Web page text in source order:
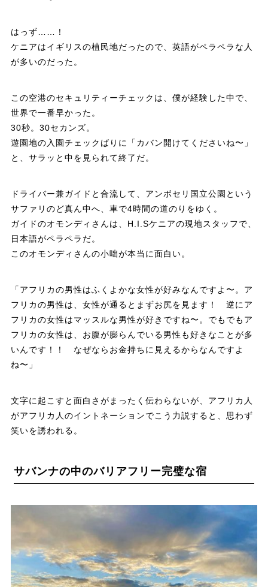
はっず……！
ケニアはイギリスの植民地だったので、英語がペラペラな人
が多いのだった。
この空港のセキュリティーチェックは、僕が経験した中で、
世界で一番早かった。
30秒。30セカンズ。
遊園地の入園チェックばりに「カバン開けてくださいね〜」
と、サラッと中を見られて終了だ。
ドライバー兼ガイドと合流して、アンボセリ国立公園という
サファリのど真ん中へ、車で4時間の道のりをゆく。
ガイドのオモンディさんは、H.I.Sケニアの現地スタッフで、
日本語がペラペラだ。
このオモンディさんの小咄が本当に面白い。
「アフリカの男性はふくよかな女性が好みなんですよ〜。ア
フリカの男性は、女性が通るとまずお尻を見ます！ 逆にア
フリカの女性はマッスルな男性が好きですね〜。でもでもア
フリカの女性は、お腹が膨らんでいる男性も好きなことが多
いんです！！ なぜならお金持ちに見えるからなんですよ
ね〜」
文字に起こすと面白さがまったく伝わらないが、アフリカ人
がアフリカ人のイントネーションでこう力説すると、思わず
笑いを誘われる。
サバンナの中のバリアフリー完璧な宿